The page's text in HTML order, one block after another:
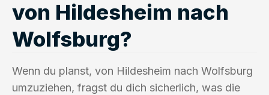
von Hildesheim nach
Wolfsburg?
Wenn du planst, von Hildesheim nach Wolfsburg
umzuziehen, fragst du dich sicherlich, was die